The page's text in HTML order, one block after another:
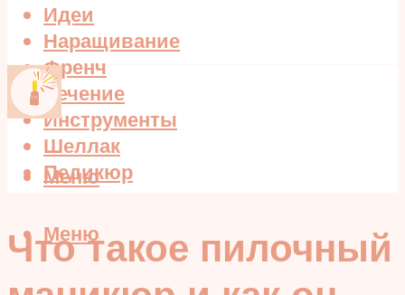
Идеи
Наращивание
Френч
Лечение
Инструменты
Шеллак
Педикюр
Меню
Меню
Что такое пилочный